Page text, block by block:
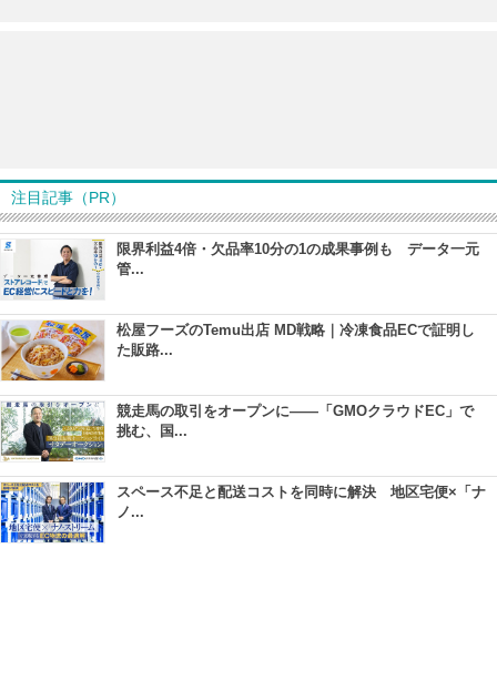
注目記事（PR）
限界利益4倍・欠品率10分の1の成果事例も データ一元
管...
松屋フーズのTemu出店 MD戦略｜冷凍食品ECで証明し
た販路...
競走馬の取引をオープンに――「GMOクラウドEC」で
挑む、国...
スペース不足と配送コストを同時に解決 地区宅便×「ナ
ノ...